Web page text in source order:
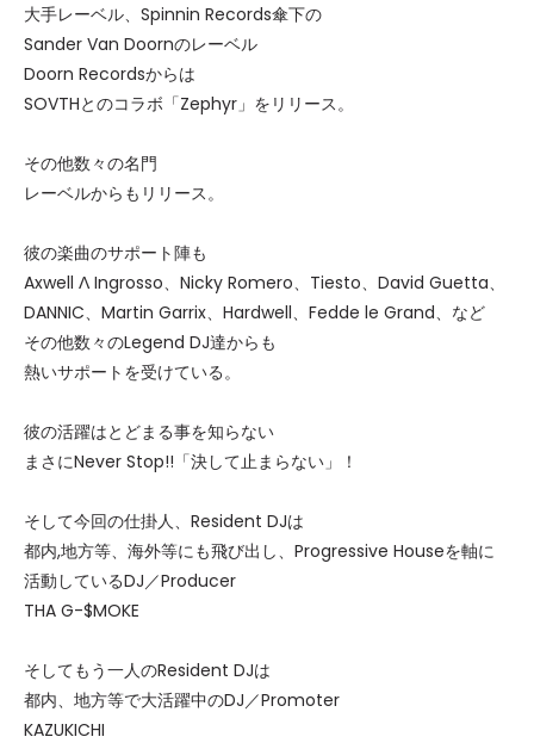
大手レーベル、Spinnin Records傘下の
Sander Van Doornのレーベル
Doorn Recordsからは
SOVTHとのコラボ「Zephyr」をリリース。
その他数々の名門
レーベルからもリリース。
彼の楽曲のサポート陣も
Axwell Λ Ingrosso、Nicky Romero、Tiesto、David Guetta、
DANNIC、Martin Garrix、Hardwell、Fedde le Grand、など
その他数々のLegend DJ達からも
熱いサポートを受けている。
彼の活躍はとどまる事を知らない
まさにNever Stop!!「決して止まらない」！
そして今回の仕掛人、Resident DJは
都内,地方等、海外等にも飛び出し、Progressive Houseを軸に
活動しているDJ／Producer
THA G-$MOKE
そしてもう一人のResident DJは
都内、地方等で大活躍中のDJ／Promoter
KAZUKICHI